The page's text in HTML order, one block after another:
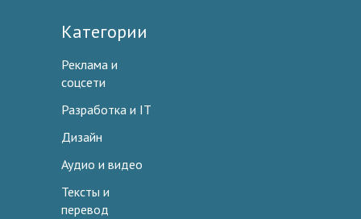
Категории
Реклама и
соцсети
Разработка и IT
Дизайн
Аудио и видео
Тексты и
перевод